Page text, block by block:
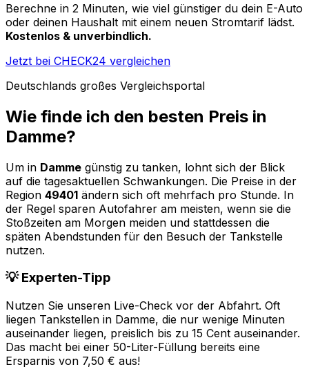
Berechne in 2 Minuten, wie viel günstiger du dein E-Auto
oder deinen Haushalt mit einem neuen Stromtarif lädst.
Kostenlos & unverbindlich.
Jetzt bei CHECK24 vergleichen
Deutschlands großes Vergleichsportal
Wie finde ich den besten Preis in
Damme?
Um in Damme günstig zu tanken, lohnt sich der Blick
auf die tagesaktuellen Schwankungen. Die Preise in der
Region 49401 ändern sich oft mehrfach pro Stunde. In
der Regel sparen Autofahrer am meisten, wenn sie die
Stoßzeiten am Morgen meiden und stattdessen die
späten Abendstunden für den Besuch der Tankstelle
nutzen.
💡 Experten-Tipp
Nutzen Sie unseren Live-Check vor der Abfahrt. Oft
liegen Tankstellen in Damme, die nur wenige Minuten
auseinander liegen, preislich bis zu 15 Cent auseinander.
Das macht bei einer 50-Liter-Füllung bereits eine
Ersparnis von 7,50 € aus!